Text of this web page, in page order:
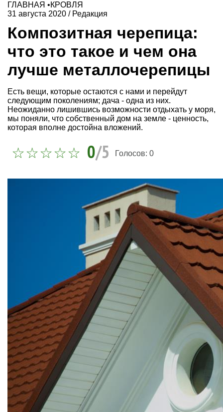
ГЛАВНАЯ •КРОВЛЯ
31 августа 2020 / Редакция
Композитная черепица:
что это такое и чем она
лучше металлочерепицы
Есть вещи, которые остаются с нами и перейдут
следующим поколениям; дача - одна из них.
Неожиданно лишившись возможности отдыхать у моря,
мы поняли, что собственный дом на земле - ценность,
которая вполне достойна вложений.
0/5 Голосов: 0